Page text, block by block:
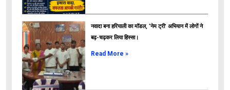
नवादा बना हरियाली का मॉडल, ‘नेम ट्री’ अभियान में लोगों ने
बढ़-चढ़कर लिया हिस्सा।
Read More »